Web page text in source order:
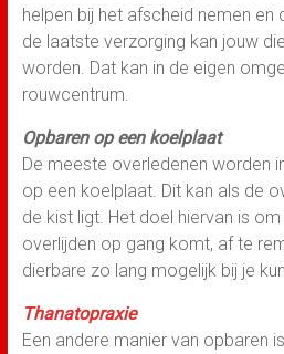
helpen bij het afscheid nemen en
de laatste verzorging kan jouw
worden. Dat kan in de eigen
rouwcentrum.
Opbaren op een koelplaat
De meeste overledenen worden
op een koelplaat. Dit kan als de
de kist ligt. Het doel hiervan is
overlijden op gang komt, af te
dierbare zo lang mogelijk bij je
Thanatopraxie
Een andere manier van opbaren